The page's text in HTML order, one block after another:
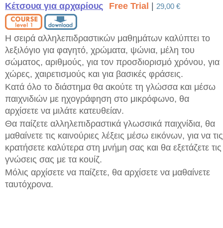
Κέτσουα για αρχαρίους Free Trial 29,00 €
Η σειρά αλληλεπιδραστικών μαθημάτων καλύπτει το
λεξιλόγιο για φαγητό, χρώματα, ψώνια, μέλη του
σώματος, αριθμούς, για τον προσδιορισμό χρόνου, για
χώρες, χαιρετισμούς και για βασικές φράσεις.
Κατά όλο το διάστημα θα ακούτε τη γλώσσα και μέσω
παιχνιδιών με ηχογράφηση στο μικρόφωνο, θα
αρχίσετε να μιλάτε κατευθείαν.
Θα παίζετε αλληλεπιδραστικά γλωσσικά παιχνίδια, θα
μαθαίνετε τις καινούριες λέξεις μέσω εικόνων, για να τις
κρατήσετε καλύτερα στη μνήμη σας και θα εξετάζετε τις
γνώσεις σας με τα κουίζ.
Μόλις αρχίσετε να παίζετε, θα αρχίσετε να μαθαίνετε
ταυτόχρονα.